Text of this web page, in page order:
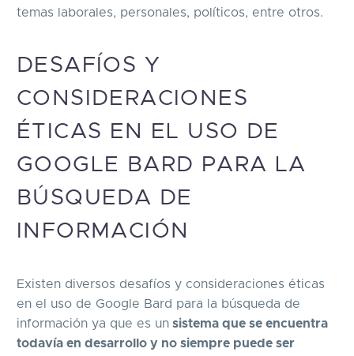
temas laborales, personales, políticos, entre otros.
DESAFÍOS Y
CONSIDERACIONES
ÉTICAS EN EL USO DE
GOOGLE BARD PARA LA
BÚSQUEDA DE
INFORMACIÓN
Existen diversos desafíos y consideraciones éticas
en el uso de Google Bard para la búsqueda de
información ya que es un sistema que se encuentra
todavía en desarrollo y no siempre puede ser